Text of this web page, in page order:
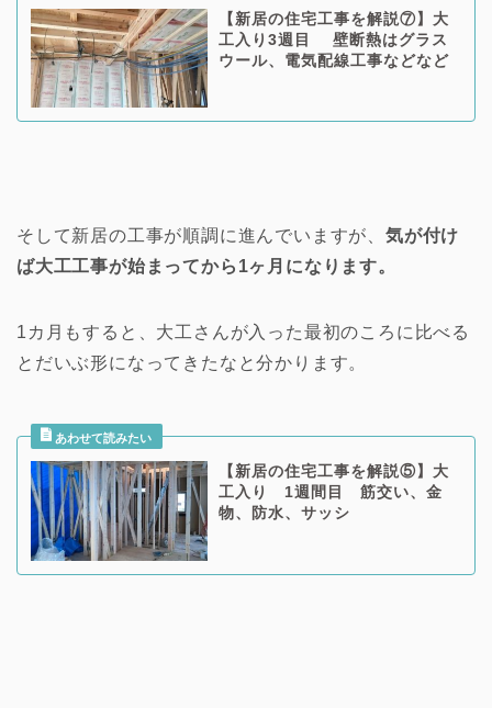
【新居の住宅工事を解説⑦】大
工入り3週目 壁断熱はグラス
ウール、電気配線工事などなど
そして新居の工事が順調に進んでいますが、 気が付け
ば大工工事が始まってから1ヶ月になります。
1カ月もすると、大工さんが入った最初のころに比べる
とだいぶ形になってきたなと分かります。
【新居の住宅工事を解説⑤】大
工入り 1週間目 筋交い、金
物、防水、サッシ